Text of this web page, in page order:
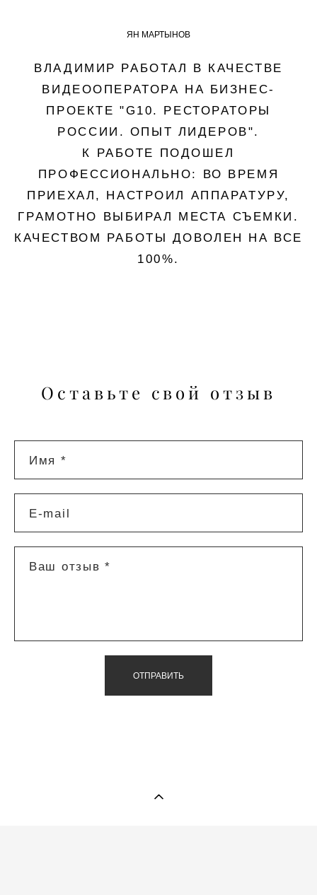
ЯН МАРТЫНОВ
ВЛАДИМИР РАБОТАЛ В КАЧЕСТВЕ
ВИДЕООПЕРАТОРА НА БИЗНЕС-
ПРОЕКТЕ "G10. РЕСТОРАТОРЫ
РОССИИ. ОПЫТ ЛИДЕРОВ".
К РАБОТЕ ПОДОШЕЛ
ПРОФЕССИОНАЛЬНО: ВО ВРЕМЯ
ПРИЕХАЛ, НАСТРОИЛ АППАРАТУРУ,
ГРАМОТНО ВЫБИРАЛ МЕСТА СЪЕМКИ.
КАЧЕСТВОМ РАБОТЫ ДОВОЛЕН НА ВСЕ
100%.
Оставьте свой отзыв
Имя *
E-mail
Ваш отзыв *
ОТПРАВИТЬ